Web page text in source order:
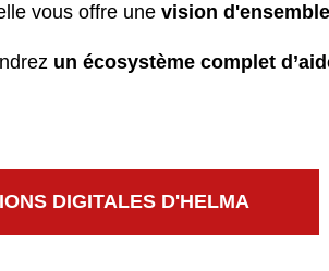
vous offre une vision d'ensemble
un écosystème complet
DIGITALES D'HELMA